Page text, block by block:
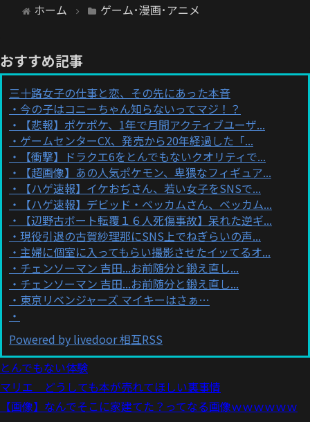
ホーム ゲーム･漫画･アニメ
おすすめ記事
三十路女子の仕事と恋、その先にあった本音
今の子はコニーちゃん知らないってマジ！？
【悲報】ポケポケ、1年で月間アクティブユーザ...
ゲームセンターCX、発売から20年経過した「...
【衝撃】ドラクエ6をとんでもないクオリティで...
【超画像】あの人気ポケモン、卑猥なフィギュア...
【ハゲ速報】イケおぢさん、若い女子をSNSで...
【ハゲ速報】デビッド・ベッカムさん、ベッカム...
【辺野古ボート転覆１６人死傷事故】呆れた逆ギ...
現役引退の古賀紗理那にSNS上でねぎらいの声...
主婦に個室に入ってもらい撮影させたイッてるオ...
チェンソーマン 吉田...お前随分と鍛え直し...
チェンソーマン 吉田...お前随分と鍛え直し...
東京リベンジャーズ マイキーはさぁ…
Powered by livedoor 相互RSS
とんでもない体験
マリエ どうしても本が売れてほしい裏事情
【画像】なんでそこに家建てた？ってなる画像ｗｗｗｗｗｗ